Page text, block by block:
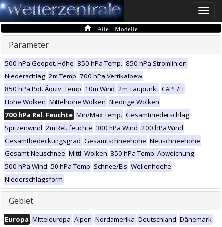
Toggle
Alle Modelle
Parameter
500 hPa Geopot. Höhe 850 hPa Temp. 850 hPa Stromlinien
Niederschlag 2m Temp 700 hPa Vertikalbew
850 hPa Pot. Äquiv. Temp 10m Wind 2m Taupunkt CAPE/LI
Hohe Wolken Mittelhohe Wolken Niedrige Wolken
700 hPa Rel. Feuchte Min/Max Temp. Gesamtniederschlag
Spitzenwind 2m Rel. feuchte 300 hPa Wind 200 hPa Wind
Gesamtbedeckungsgrad Gesamtschneehöhe Neuschneehöhe
Gesamt-Neuschnee Mittl. Wolken 850 hPa Temp. Abweichung
500 hPa Wind 50 hPa Temp Schnee/Eis Wellenhoehe
Niederschlagsform
Gebiet
Europa Mitteleuropa Alpen Nordamerika Deutschland Dänemark